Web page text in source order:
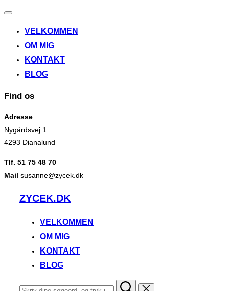
Slå
til/fra
VELKOMMEN
OM MIG
KONTAKT
BLOG
Find os
Adresse
Nygårdsvej 1
4293 Dianalund
Tlf. 51 75 48 70
Mail susanne@zycek.dk
VidereZYCEK.DK
VELKOMMEN
OM MIG
KONTAKT
BLOG
Søg